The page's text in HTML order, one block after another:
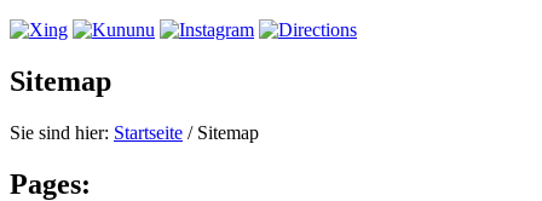
Sitemap
Sie sind hier: Startseite /Sitemap
Pages: